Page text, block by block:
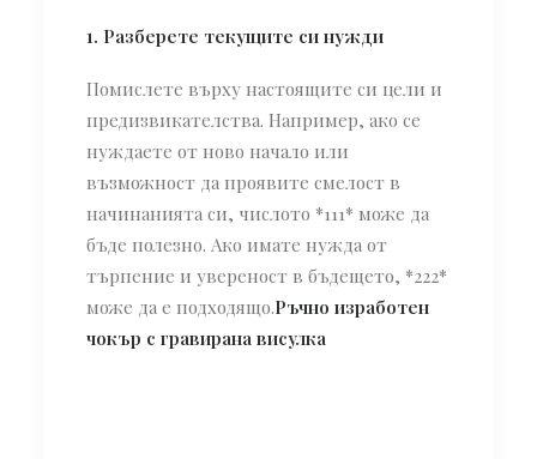
1. Разберете текущите си нужди
Помислете върху настоящите си цели и
предизвикателства. Например, ако се
нуждаете от ново начало или
възможност да проявите смелост в
начинанията си, числото *111* може да
бъде полезно. Ако имате нужда от
търпение и увереност в бъдещето, *222*
може да е подходящо.Ръчно изработен
чокър с гравирана висулка